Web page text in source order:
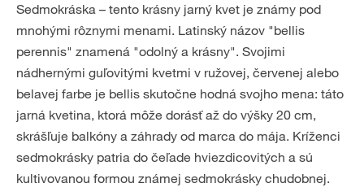
Sedmokráska – tento krásny jarný kvet je známy pod
mnohými rôznymi menami. Latinský názov "bellis
perennis" znamená "odolný a krásny". Svojimi
nádhernými guľovitými kvetmi v ružovej, červenej alebo
belavej farbe je bellis skutočne hodná svojho mena: táto
jarná kvetina, ktorá môže dorásť až do výšky 20 cm,
skrášľuje balkóny a záhrady od marca do mája. Kríženci
sedmokrásky patria do čeľade hviezdicovitých a sú
kultivovanou formou známej sedmokrásky chudobnej.